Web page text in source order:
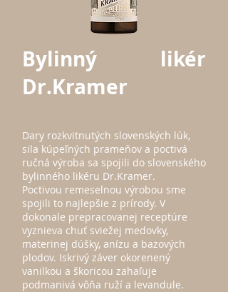
Bylinný likér
Dr.Kramer
Dary rozkvitnutých slovenských lúk,
sila kúpeľných prameňov a poctivá
ručná výroba sa spojili do slovenského
bylinného likéru Dr.Kramer.
Poctivou remeselnou výrobou sme
spojili to najlepšie z prírody. V
dokonale prepracovanej receptúre
vyznieva chuť sviežej medovky,
materinej dúšky, anízu a bazových
plodov. Iskrivý záver okorenený
vanilkou a škoricou zahaľuje
podmanivá vôňa ruží a levandule.